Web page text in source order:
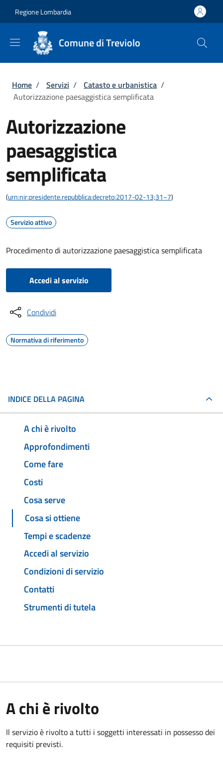
Regione Lombardia
Comune di Treviolo
Briciole di pane
Home / Servizi / Catasto e urbanistica /
Autorizzazione paesaggistica semplificata
Autorizzazione
paesaggistica
semplificata
(urn:nir:presidente.repubblica:decreto:2017-02-13;31~7)
Servizio attivo
Procedimento di autorizzazione paesaggistica semplificata
Accedi al servizio
Condividi
Normativa di riferimento
INDICE DELLA PAGINA
A chi è rivolto
Approfondimenti
Come fare
Costi
Cosa serve
Cosa si ottiene
Tempi e scadenze
Accedi al servizio
Condizioni di servizio
Contatti
Strumenti di tutela
A chi è rivolto
Il servizio è rivolto a tutti i soggetti interessati in possesso dei
requisiti previsti.